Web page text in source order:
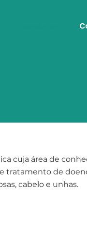
cuja área de
tratamento de
cabelo e unhas.